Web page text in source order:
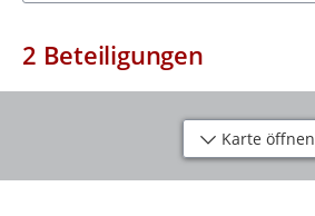
2 Beteiligungen
Karte öffnen